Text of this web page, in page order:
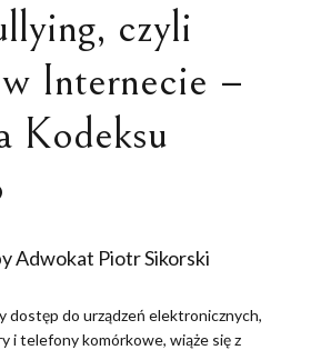
czyli
Internecie –
Kodeksu
Adwokat Piotr Sikorski
dostęp do urządzeń elektronicznych,
i telefony komórkowe, wiąże się z